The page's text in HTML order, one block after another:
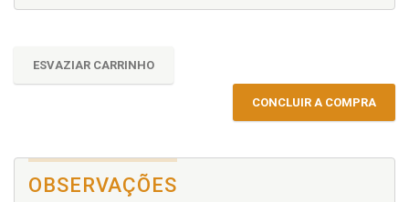
ESVAZIAR CARRINHO
CONCLUIR A COMPRA
OBSERVAÇÕES